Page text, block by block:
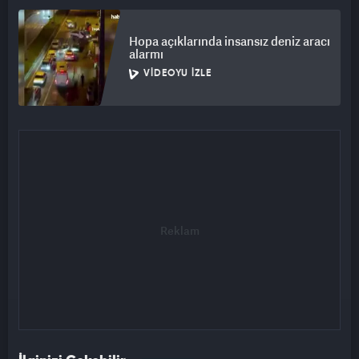
şekilde Bilim Kurulu görüşleri doğrultusunda Büyükşehir
Belediyesi ve Bakanlık koordinesiyle yeniden
değerlendirilecek.
9- İç Körfez'e ulaşan derelerin rüsubat (tortu) ve sediment
kontrolünün sağlanması amacıyla seki-eşik, tersip bendi ve
sistemlerinin Körfez için kullanılabilirliğini araştıracak.
Hopa açıklarında insansız deniz aracı
alarmı
VIDEOYU İZLE